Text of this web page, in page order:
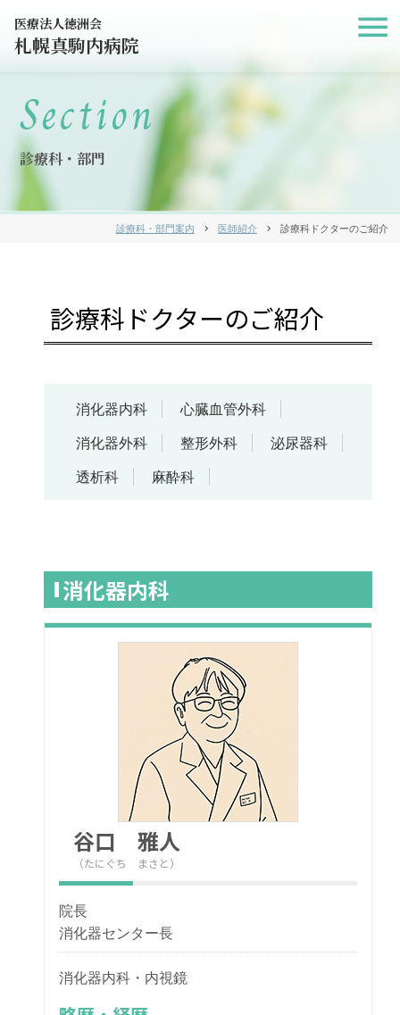
医療法人徳洲会
札幌真駒内病院
診療科・部門
Section
診療科・部門案内 chevron_right 医師紹介 chevron_right 診療科ドクターのご紹介
診療科ドクターのご紹介
消化器内科
心臓血管外科
消化器外科
整形外科
泌尿器科
透析科
麻酔科
消化器内科
谷口 雅人
（たにぐち まさと）
院長
消化器センター長
消化器内科・内視鏡